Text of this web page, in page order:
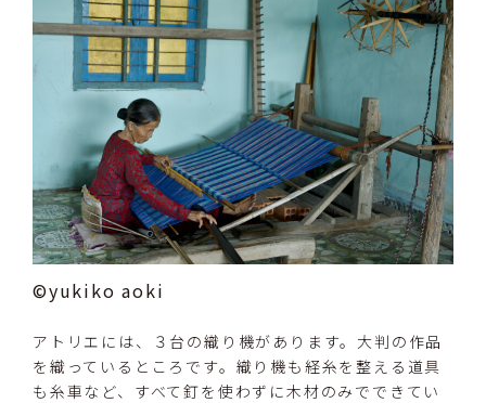
©yukiko aoki
アトリエには、３台の織り機があります。大判の作品
を織っているところです。織り機も経糸を整える道具
も糸車など、すべて釘を使わずに木材のみでできてい